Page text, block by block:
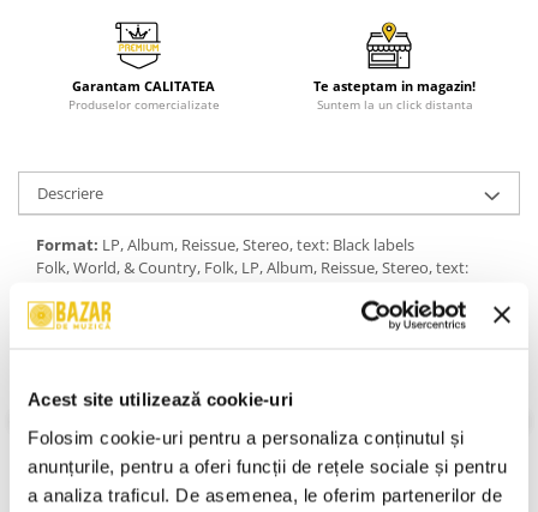
Acest site utilizează cookie-uri
Folosim cookie-uri pentru a personaliza conținutul și
anunțurile, pentru a oferi funcții de rețele sociale și pentru
a analiza traficul. De asemenea, le oferim partenerilor de
Garantam CALITATEA
Produselor comercializate
Te asteptam in magazin!
Suntem la un click distanta
Descriere
Format: LP, Album, Reissue, Stereo, text: Black labels
Folk, World, & Country, Folk, LP, Album, Reissue, Stereo, text:
An Lansare:
Stil: Folk
Informatii conformitate produs
Review-uri(0)